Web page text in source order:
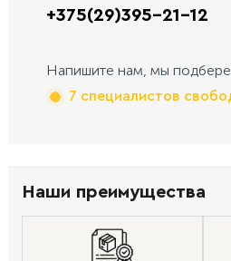
+375(29)395-21-12
Напишите нам, мы
7 специалистов
Наши преимущества